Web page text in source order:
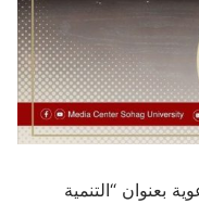
بعنوان “التنمية